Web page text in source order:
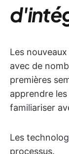
Les
avec de
premières
apprendre
familiariser
Les
processus.